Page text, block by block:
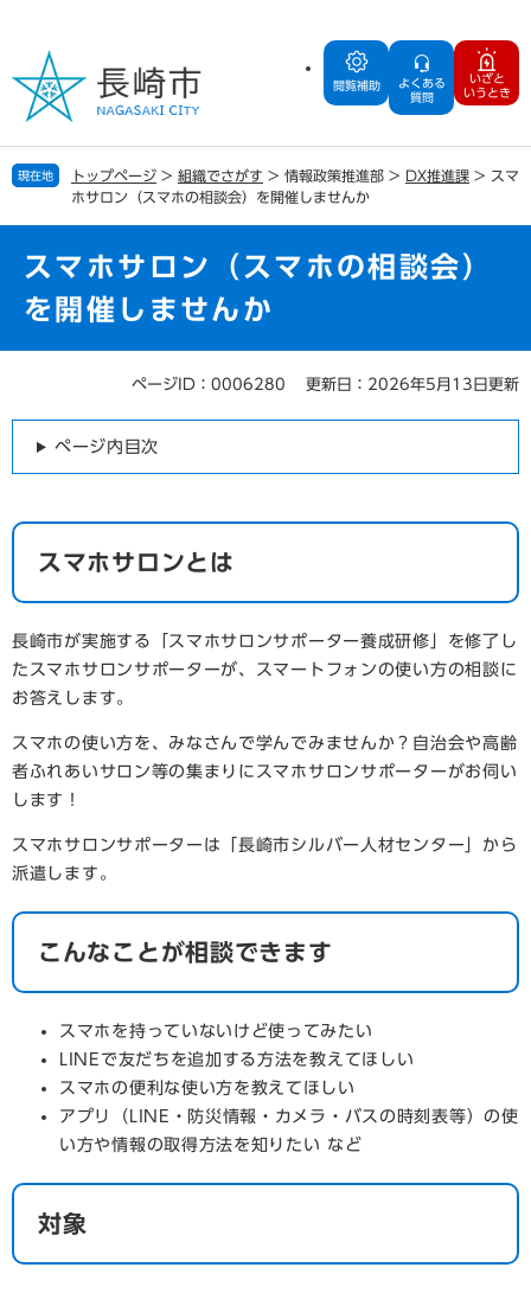
の
で
す
ー
ば
し
閲覧補助
よくある
質問
いざと
いうとき
現在地 トップページ > 組織でさがす > 情報政策推進部 > DX推進課 > スマ
ホサロン（スマホの相談会）を開催しませんか
スマホサロン（スマホの相談会）
を開催しませんか
ページID：0006280 更新日：2026年5月13日更新
ページ内目次
スマホサロンとは
長崎市が実施する「スマホサロンサポーター養成研修」を修了し
たスマホサロンサポーターが、スマートフォンの使い方の相談に
お答えします。
スマホの使い方を、みなさんで学んでみませんか？自治会や高齢
者ふれあいサロン等の集まりにスマホサロンサポーターがお伺い
します！
スマホサロンサポーターは「長崎市シルバー人材センター」から
派遣します。
こんなことが相談できます
スマホを持っていないけど使ってみたい
LINEで友だちを追加する方法を教えてほしい
スマホの便利な使い方を教えてほしい
アプリ（LINE・防災情報・カメラ・バスの時刻表等）の使
い方や情報の取得方法を知りたい など
対象